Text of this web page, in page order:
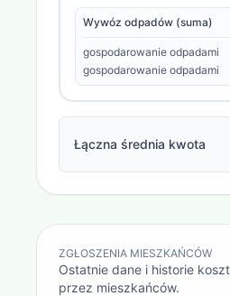
Wywóz odpadów (suma)
gospodarowanie odpadami
gospodarowanie odpadami
Łączna średnia kwota
ZGŁOSZENIA MIESZKAŃCÓW
Ostatnie dane i historie
przez mieszkańców.